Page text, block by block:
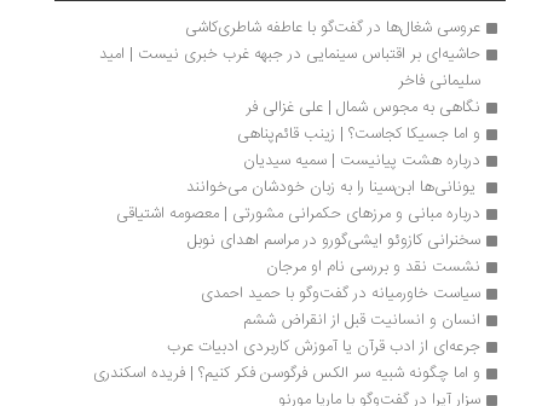
عروسی شغال‌ها در گفت‌گو با عاطفه شاطری‌کاشی
حاشیه‌ای بر اقتباس سینمایی در جبهه غرب خبری نیست | امید
سلیمانی فاخر
نگاهی به مجوس شمال | علی غزالی فر
و اما جسیکا کجاست؟ | زینب قائم‌پناهی
درباره هشت پیانیست | سمیه سیدیان
یونانی‌ها ابن‌سینا را به زبان خودشان می‌خوانند
درباره مبانی و مرزهای حکمرانی مشورتی | معصومه اشتیاقی
سخنرانی کازوئو ایشی‌گورو در مراسم اهدای نوبل
نشست نقد و بررسی نام او مرجان
سیاست خاورمیانه در گفت‌وگو با حمید احمدی
انسان و انسانیت قبل از انقراض ششم
جرعه‌ای از ادب قرآن یا آموزش کاربردی ادبیات عرب
و اما چگونه شبیه سر الکس فرگوسن فکر کنیم؟ | فریده اسکندری
سزار آیرا در گفت‌وگو با ماریا مورنو